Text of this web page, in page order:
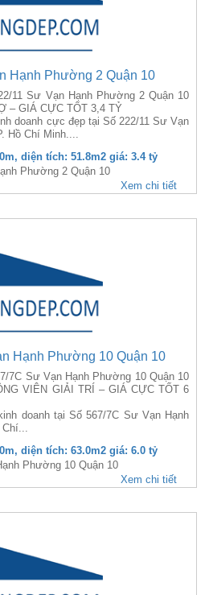
Hạnh Phường 2 Quận 10
11 Sư Vạn Hạnh Phường 2 Quận 10
– GIÁ CỰC TỐT 3,4 TỶ
doanh cực đẹp tại Số 222/11 Sư Vạn
Hồ Chí Minh....
diện tích: 51.8m2 giá: 3.4 tỷ
Phường 2 Quận 10
Xem chi tiết
Hạnh Phường 10 Quận 10
7C Sư Vạn Hạnh Phường 10 Quận 10
VIÊN GIẢI TRÍ – GIÁ CỰC TỐT 6
doanh tại Số 567/7C Sư Vạn Hạnh
Chí...
diện tích: 63.0m2 giá: 6.0 tỷ
Phường 10 Quận 10
Xem chi tiết